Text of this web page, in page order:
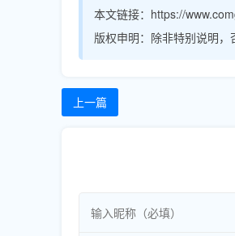
本文链接： https://
版权申明： 除非特别说明，
上一篇